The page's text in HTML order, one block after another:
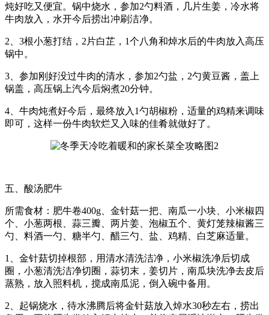
炖好吃又便宜。锅中烧水，参加2勺料酒，几片生姜，冷水将
牛肉放入，水开今后捞出冲刷洁净。
2、3根小葱打结，2片白芷，1个八角和焯水后的牛肉放入高压
锅中。
3、参加刚好没过牛肉的清水，参加2勺盐，2勺黄豆酱，盖上
锅盖，高压锅上汽今后焖煮20分钟。
4、牛肉炖煮好今后，最终放入1勺胡椒粉，适量的鸡精来调味
即可，这样一份牛肉软烂又入味的佳肴就做好了。
五、酸汤肥牛
所需食材：肥牛卷400g、金针菇一把、南瓜一小块、小米椒四
个、小葱两根、蒜三瓣、两片姜、泡椒五个、黄灯笼辣椒酱三
勺、料酒一勺、糖半勺、醋三勺、盐、鸡精、白芝麻适量。
1、金针菇切掉根部，用清水清洗洁净，小米椒洗净后切成
圈，小葱清洗洁净切圈，蒜切末，姜切片，南瓜块洗净去皮后
蒸熟，放入照料机，搅成南瓜泥，倒入碗中备用。
2、起锅烧水，待水沸腾后将金针菇放入焯水30秒左右，捞出